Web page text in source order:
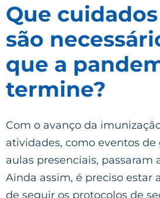
Que
são
que a
termine?
Com o avanço da
atividades, como eventos de
aulas presenciais, passaram
Ainda assim, é preciso estar
de seguir os protocolos de